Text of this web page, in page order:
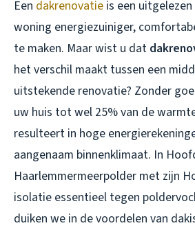
Een dakrenovatie is een
woning energiezuiniger,
te maken. Maar wist u dat
het verschil maakt tussen een
uitstekende renovatie? Zonder
uw huis tot wel 25% van de
resulteert in hoge
aangenaam binnenklimaat. In
Haarlemmermeerpolder met zijn
isolatie essentieel tegen
duiken we in de voordelen van